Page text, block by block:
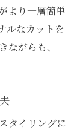
より一層簡単
ルなカットを
がらも、
タイリングに